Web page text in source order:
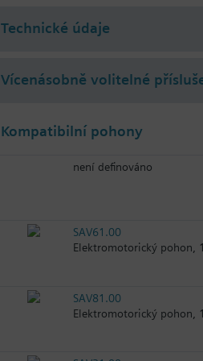
Technické údaje
Vícenásobně volitelné
Kompatibilní pohony
není definováno
SAV61.00
Elektromotorický pohon,
SAV81.00
Elektromotorický pohon,